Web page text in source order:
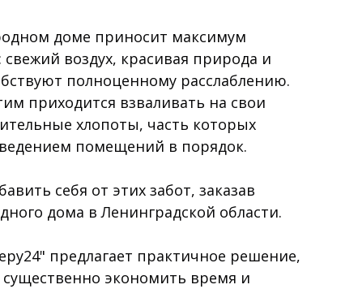
доме приносит максимум
свежий воздух, красивая природа и
полноценному расслаблению.
приходится взваливать на свои
хлопоты, часть которых
помещений в порядок.
себя от этих забот, заказав
дома в Ленинградской области.
предлагает практичное решение,
экономить время и